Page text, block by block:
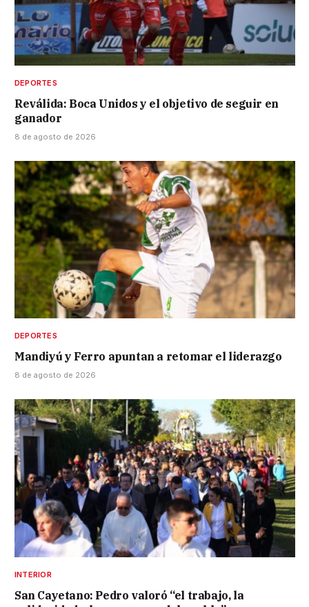
DEPORTES
Reválida: Boca Unidos y el objetivo de seguir en
ganador
8 de agosto de 2026
DEPORTES
Mandiyú y Ferro apuntan a retomar el liderazgo
8 de agosto de 2026
INTERIOR
San Cayetano: Pedro valoró “el trabajo, la